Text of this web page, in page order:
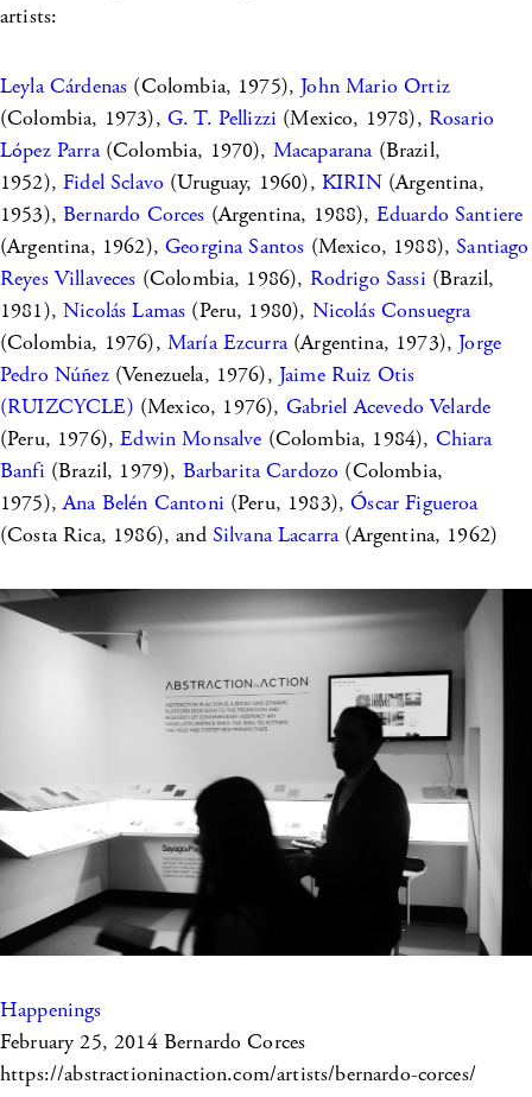
artists:
Leyla Cárdenas (Colombia, 1975),John Mario Ortiz
(Colombia, 1973), G. T. Pellizzi (Mexico, 1978), Rosario
López Parra(Colombia, 1970), Macaparana(Brazil,
1952),Fidel Sclavo (Uruguay, 1960), KIRIN(Argentina,
1953),Bernardo Corces (Argentina, 1988), Eduardo Santiere
(Argentina, 1962),Georgina Santos (Mexico, 1988),Santiago
Reyes Villaveces (Colombia, 1986), Rodrigo Sassi (Brazil,
1981),Nicolás Lamas (Peru, 1980), Nicolás Consuegra
(Colombia, 1976), María Ezcurra(Argentina, 1973),Jorge
Pedro Núñez(Venezuela, 1976), Jaime Ruiz Otis
(RUIZCYCLE) (Mexico, 1976), Gabriel Acevedo Velarde
(Peru, 1976),Edwin Monsalve (Colombia, 1984), Chiara
Banfi (Brazil, 1979), Barbarita Cardozo (Colombia,
1975),Ana Belén Cantoni (Peru, 1983),Óscar Figueroa
(Costa Rica, 1986), and Silvana Lacarra(Argentina, 1962)
Happenings
February 25, 2014 Bernardo Corces
https://abstractioninaction.com/artists/bernardo-corces/